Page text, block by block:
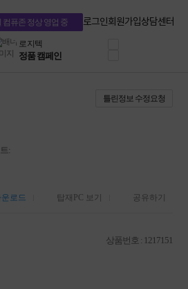
컴퓨존 정상 영업 중 로그인회원가입상담센터
타협 없는 게이밍
HP OMEN
로지텍
정품 캠페인
스마트 오피스환경
틀린정보 수정요청
:
로드 탑재PC 보기 공유하기
상품번호 : 1217151